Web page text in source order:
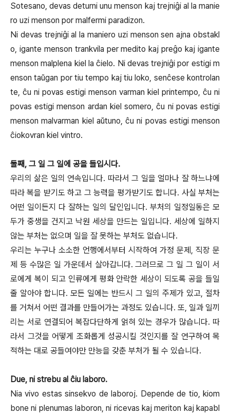
Sotesano, devas deturni unu menson kaj trejniĝi al la manie
ro uzi menson por malfermi paradizon.
Ni devas trejniĝi al la maniero uzi menson sen ajna obstakl
o, igante menson trankvila per medito kaj preĝo kaj igante
menson malplena kiel la ĉielo. Ni devas trejniĝi por estigi m
enson taŭgan por tiu tempo kaj tiu loko, senĉese kontrolan
te, ĉu ni povas estigi menson varman kiel printempo, ĉu ni
povas estigi menson ardan kiel somero, ĉu ni povas estigi
menson malvarman kiel aŭtuno, ĉu ni povas estigi menson
ĉiokovran kiel vintro.
둘째, 그 일 그 일에 공을 들입시다.
우리의 삶은 일의 연속입니다. 따라서 그 일을 얼마나 잘 하느냐에
따라 복을 받기도 하고 그 능력을 평가받기도 합니다. 사실 부처는
어떤 일이든지 다 잘하는 일의 달인입니다. 부처의 일정일동은 모
두가 중생을 건지고 낙원 세상을 만드는 일입니다. 세상에 일하지
않는 부처는 없으며 일을 잘 못하는 부처도 없습니다.
우리는 누구나 소소한 언행에서부터 시작하여 가정 문제, 직장 문
제 등 수많은 일 가운데서 살아갑니다. 그러므로 그 일 그 일이 서
로에게 복이 되고 인류에게 평화 안락한 세상이 되도록 공을 들일
줄 알아야 합니다. 모든 일에는 반드시 그 일의 주제가 있고, 절차
를 거쳐서 어떤 결과를 만들어가는 과정도 있습니다. 또, 일과 일끼
리는 서로 연결되어 복잡다단하게 얽혀 있는 경우가 많습니다. 따
라서 그것을 어떻게 조화롭게 성공시킬 것인지를 잘 연구하여 목
적하는 대로 공들여야만 만능을 갖춘 부처가 될 수 있습니다.
Due, ni strebu al ĉiu laboro.
Nia vivo estas sinsekvo de laboroj. Depende de tio, kiom
bone ni plenumas laboron, ni ricevas kaj meriton kaj kapabl